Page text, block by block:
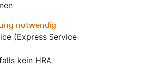
notwendig
(Express Service
falls kein HRA